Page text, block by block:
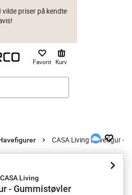
Prismatch
priser på kendte
Favorit Kurv
CASA Living Havefigur -
CASA Living
- Gummistøvler